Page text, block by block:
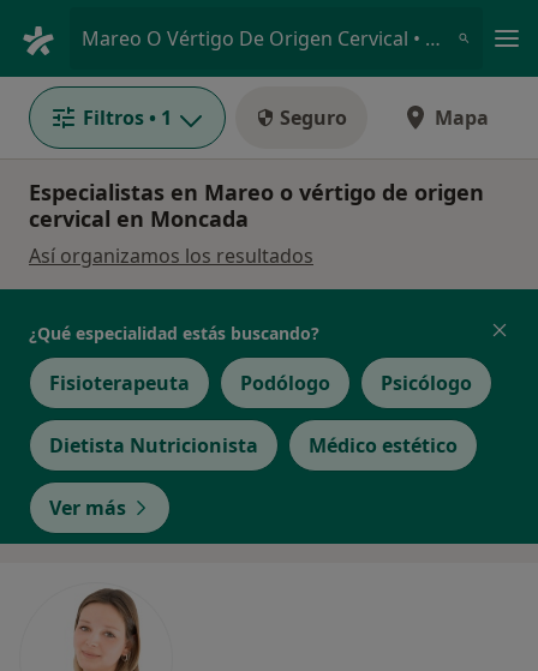
Mareo O Vértigo De Origen Cervical • Moncada, Valencia
Filtros • 1 Seguro Mapa
Especialistas en Mareo o vértigo de origen
cervical en Moncada
Así organizamos los resultados
¿Qué especialidad estás buscando?
Fisioterapeuta Podólogo Psicólogo
Dietista Nutricionista Médico estético
Ver más